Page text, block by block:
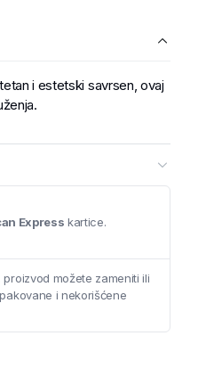
i estetski savrsen, ovaj
Express kartice.
možete zameniti ili
i nekorišćene